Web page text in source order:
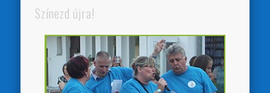
Színezd újra!